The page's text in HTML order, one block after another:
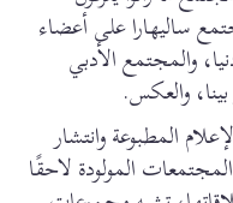
ساليهارا على أعضاء
والمجتمع الأدبي
والعكس.
المطبوعة وانتشار
المولودة لاحقًا